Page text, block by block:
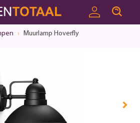
Muurlamp Hoverfly